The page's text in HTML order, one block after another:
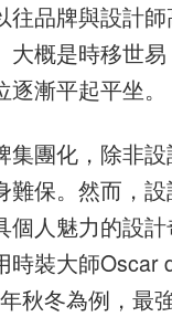
往品牌與設計
大概是時移世
漸平起平坐。
集團化，除非
難保。然而，
個人魅力的設
時裝大師Oscar
秋冬為例，最